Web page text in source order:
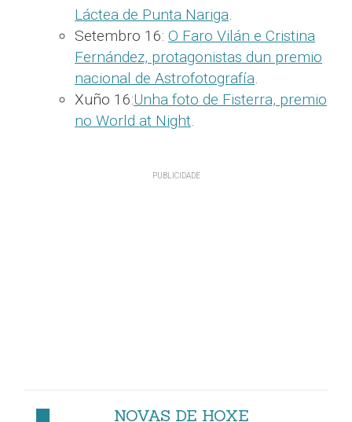
Láctea de Punta Nariga.
Setembro 16: O Faro Vilán e Cristina
Fernández, protagonistas dun premio
nacional de Astrofotografía.
Xuño 16:Unha foto de Fisterra, premio
no World at Night.
NOVAS DE HOXE